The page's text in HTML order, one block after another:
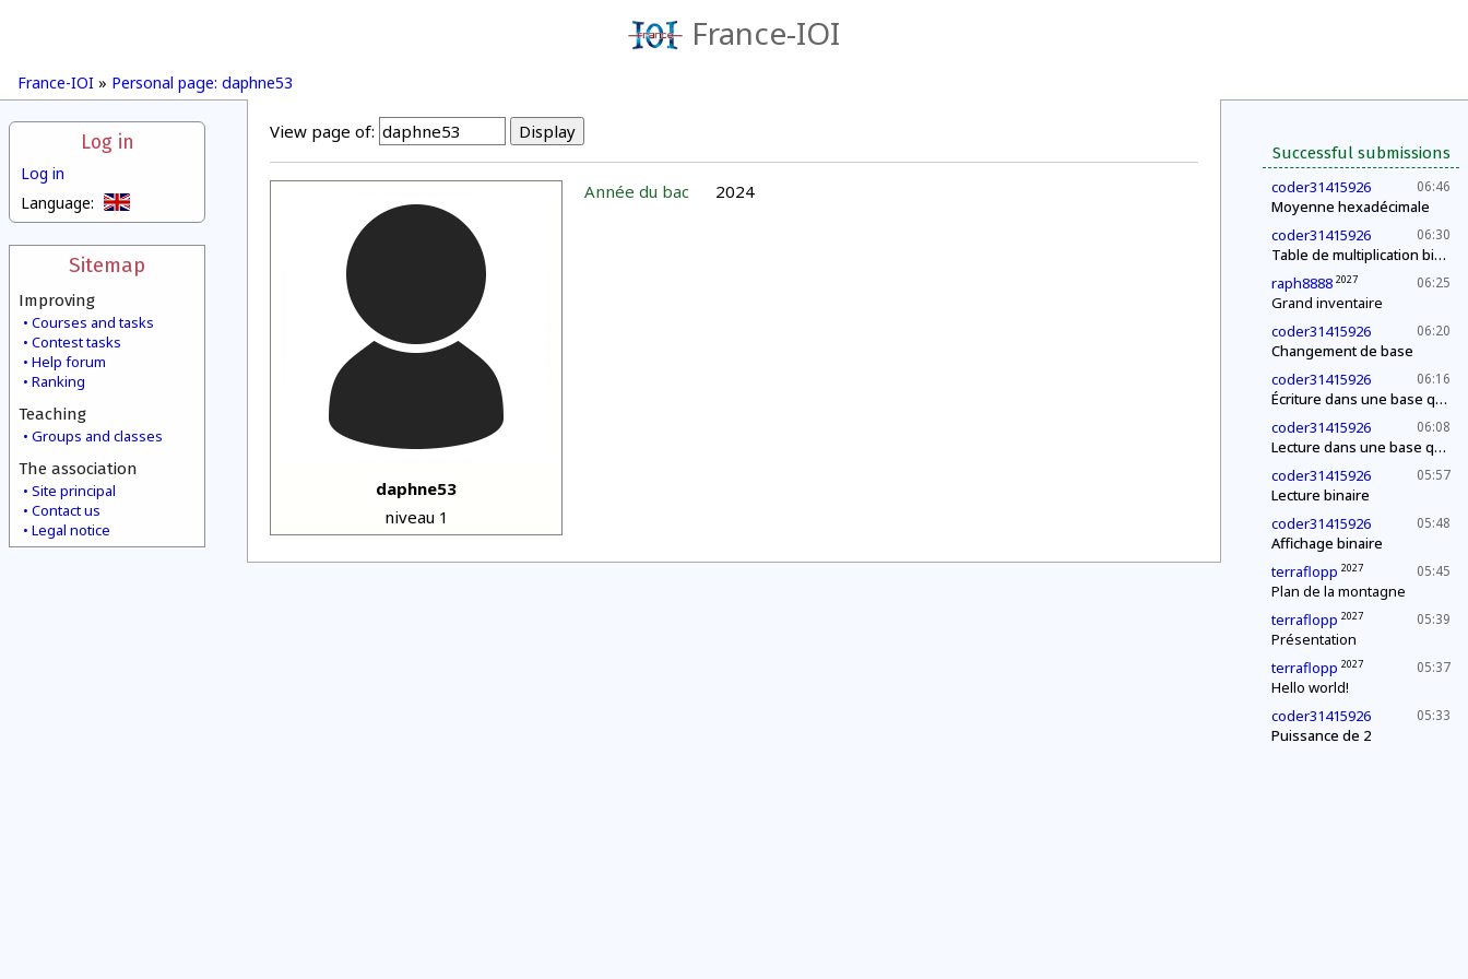
France-IOI
France-IOI » Personal page: daphne53
Log in
Log in
Language:
Sitemap
Improving
Courses and tasks
Contest tasks
Help forum
Ranking
Teaching
Groups and classes
The association
Site principal
Contact us
Legal notice
Successful submissions
06:46
coder31415926
Moyenne hexadécimale
06:30
coder31415926
Table de multiplication binaire
06:25
raph8888 2027
Grand inventaire
06:20
coder31415926
Changement de base
06:16
coder31415926
Écriture dans une base quelconque
06:08
coder31415926
Lecture dans une base quelconque
05:57
coder31415926
Lecture binaire
05:48
coder31415926
Affichage binaire
05:45
terraflopp 2027
Plan de la montagne
05:39
terraflopp 2027
Présentation
05:37
terraflopp 2027
Hello world!
05:33
coder31415926
Puissance de 2
View page of:
daphne53
niveau 1
Année du bac 2024